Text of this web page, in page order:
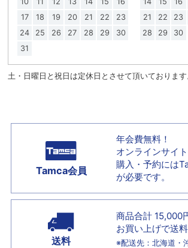
17
18 19 20 21 22
23
24
25 26 27 28 29
30
31
21
22 23
28
29 30
土・日曜日と祝日は定休日とさせて頂いております
Tamca会員
年会費無料！
オンラインサイ
購入・予約には
が必要です。
送料
商品合計 15,000
お買い上げで送
※配送先：北海道・